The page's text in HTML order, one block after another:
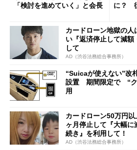
「検討を進めていく」と会長
に？
カードローン地獄の
い『返済停止して減
して
AD（渋谷法務総合事務所）
“Suicaが使えない”改
設置 期間限定で “ク
用
カードローン50万円
ヶ月停止して『大幅
続き』を利用して！
AD（渋谷法務総合事務所）